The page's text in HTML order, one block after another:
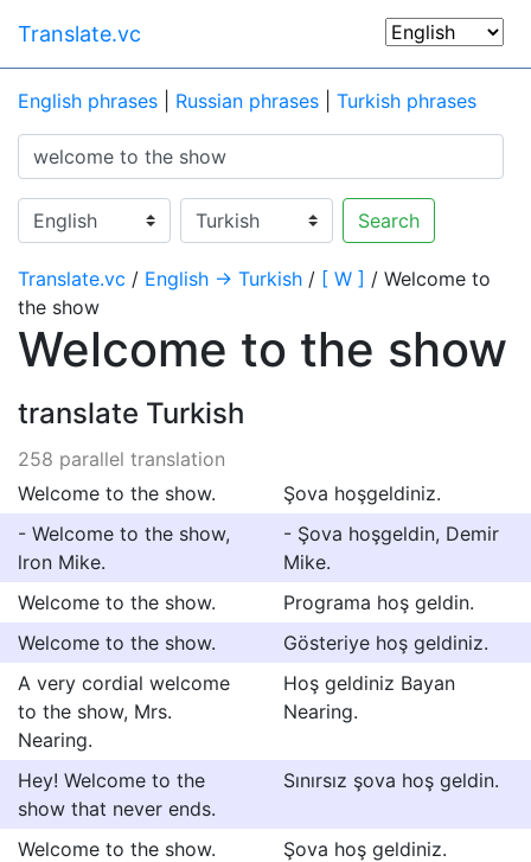
Translate.vc
English phrases Russian phrases Turkish phrases
Search
Translate.vc / English → Turkish / [ W ] / Welcome to
the show
Welcome to the show
translate Turkish
258 parallel translation
Welcome to the show.
Şova hoşgeldiniz.
- Welcome to the show,
lron Mike.
- Şova hoşgeldin, Demir
Mike.
Welcome to the show.
Programa hoş geldin.
Welcome to the show.
Gösteriye hoş geldiniz.
A very cordial welcome
to the show, Mrs.
Nearing.
Hoş geldiniz Bayan
Nearing.
Hey! Welcome to the
show that never ends.
Sınırsız şova hoş geldin.
Welcome to the show.
Şova hoş geldiniz.